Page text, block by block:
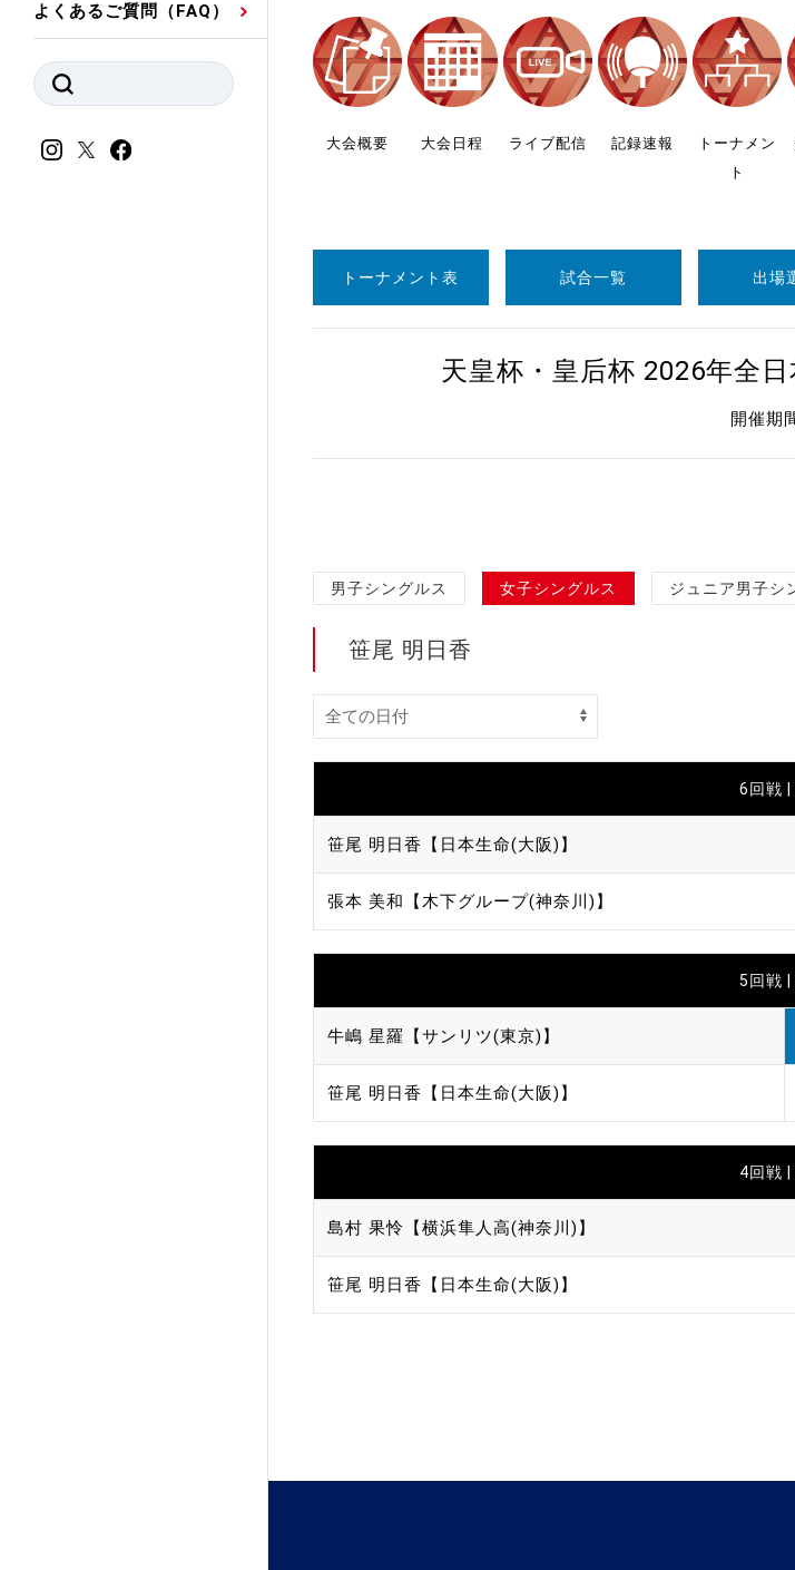
指導者養成委員会
競技者育成委員会
スポーツ医・科学委員会
財務諸表等
JTTAスポーツ団体ガバナ
ンスコード
販売品一覧
よくあるご質問（FAQ）
大会概要 大会日程 ライブ配信 記録速報
トーナメン
ト
トーナメント表 試合一覧 出場
天皇杯・皇后杯 2026年全
開催期
男子シングルス 女子シングルス ジュニア男子シ
笹尾 明日香
6回戦 |
笹尾 明日香【日本生命(大阪)】
張本 美和【木下グループ(神奈川)】
5回戦 |
牛嶋 星羅【サンリツ(東京)】
笹尾 明日香【日本生命(大阪)】
4回戦 |
島村 果怜【横浜隼人高(神奈川)】
笹尾 明日香【日本生命(大阪)】